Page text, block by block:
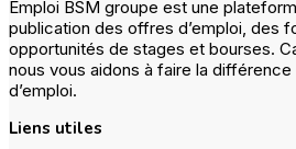
Emploi BSM groupe est une
publication des offres d’emploi, des
opportunités de stages et bourses.
nous vous aidons à faire la
d’emploi.
Liens utiles